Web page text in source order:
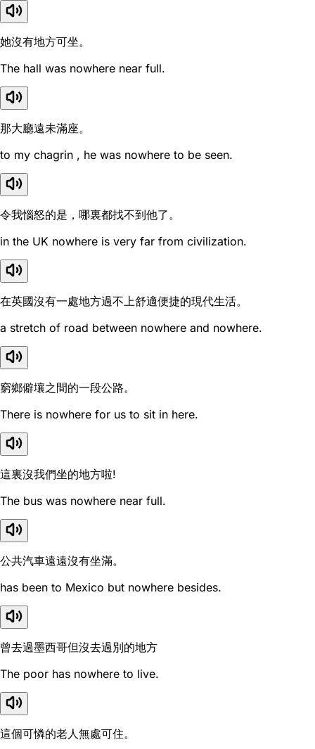
她沒有地方可坐。
The hall was nowhere near full.
那大廳遠未滿座。
to my chagrin , he was nowhere to be seen.
令我惱怒的是，哪裏都找不到他了。
in the UK nowhere is very far from civilization.
在英國沒有一處地方過不上舒適便捷的現代生活。
a stretch of road between nowhere and nowhere.
窮鄉僻壤之間的一段公路。
There is nowhere for us to sit in here.
這裏沒我們坐的地方啦!
The bus was nowhere near full.
公共汽車遠遠沒有坐滿。
has been to Mexico but nowhere besides.
曾去過墨西哥但沒去過別的地方
The poor has nowhere to live.
這個可憐的老人無處可住。